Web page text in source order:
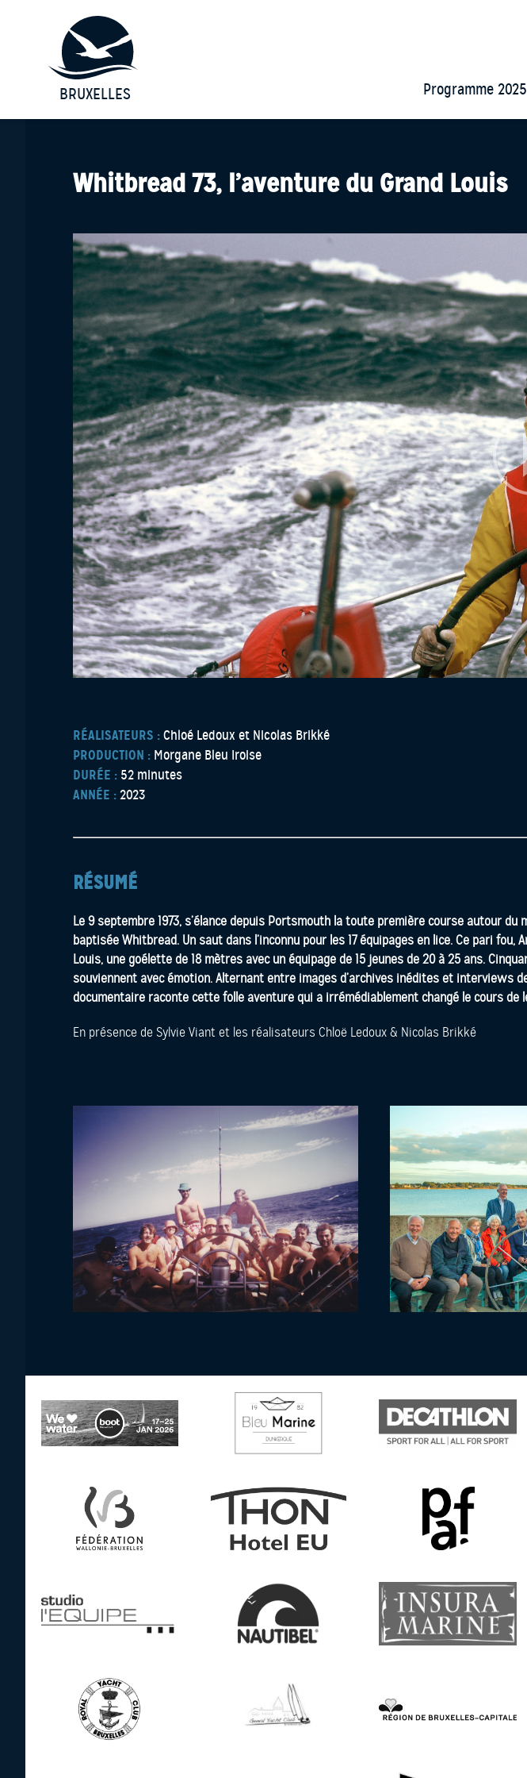
BRUXELLES Programme 2025
Whitbread 73, l’aventure du Grand Louis
RÉALISATEURS :Chloé Ledoux et Nicolas Brikké
PRODUCTION : Morgane Bleu Iroise
DURÉE : 52 minutes
ANNÉE :2023
RÉSUMÉ
Le 9 septembre 1973, s’élance depuis Portsmouth la toute première course autour du
baptisée Whitbread. Un saut dans l’inconnu pour les 17 équipages en lice. Ce pari fou,
Louis, une goélette de 18 mètres avec un équipage de 15 jeunes de 20 à 25 ans.
souviennent avec émotion. Alternant entre images d’archives inédites et interviews
documentaire raconte cette folle aventure qui a irrémédiablement changé le cours de
En présence de Sylvie Viant et les réalisateurs Chloë Ledoux & Nicolas Brikké